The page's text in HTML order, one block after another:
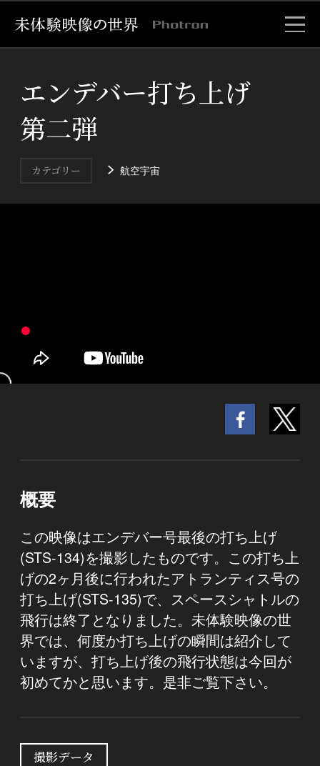
エンデバー打ち上げ
第二弾
カテゴリー 航空宇宙
概要
この映像はエンデバー号最後の打ち上げ
(STS-134)を撮影したものです。この打ち上
げの2ヶ月後に行われたアトランティス号の
打ち上げ(STS-135)で、スペースシャトルの
飛行は終了となりました。未体験映像の世
界では、何度か打ち上げの瞬間は紹介して
いますが、打ち上げ後の飛行状態は今回が
初めてかと思います。是非ご覧下さい。
撮影データ